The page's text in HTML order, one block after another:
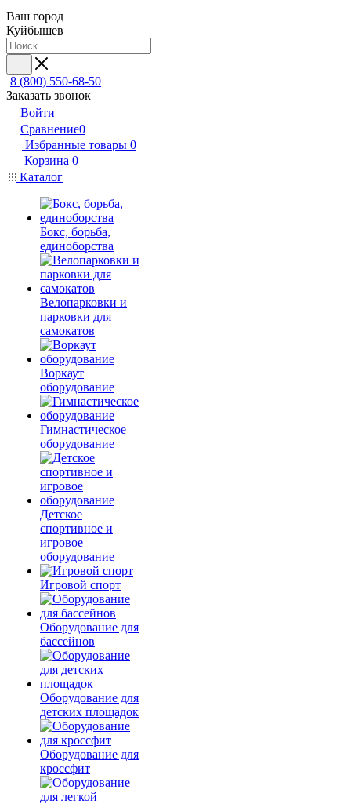
Ваш город
Куйбышев
8 (800) 550-68-50
Заказать звонок
Войти
Сравнение0
Избранные товары 0
Корзина 0
Каталог
Бокс, борьба,
единоборства
Велопарковки и
парковки для
самокатов
Воркаут
оборудование
Гимнастическое
оборудование
Детское
спортивное и
игровое
оборудование
Игровой спорт
Оборудование для
бассейнов
Оборудование для
детских площадок
Оборудование для
кроссфит